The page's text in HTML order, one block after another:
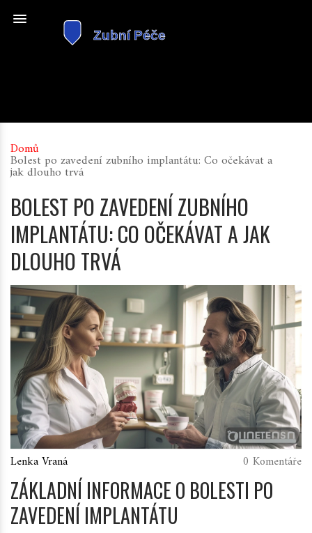
Domů
Bolest po zavedení zubního implantátu: Co očekávat a
jak dlouho trvá
BOLEST PO ZAVEDENÍ ZUBNÍHO
IMPLANTÁTU: CO OČEKÁVAT A JAK
DLOUHO TRVÁ
Lenka Vraná 0 Komentáře
ZÁKLADNÍ INFORMACE O BOLESTI PO
ZAVEDENÍ IMPLANTÁTU